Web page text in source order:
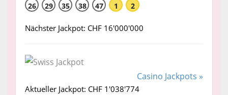
26 29 35 38 47 1 2
Nächster Jackpot: CHF 16'000'000
Casino Jackpots »
Aktueller Jackpot: CHF 1'038'774